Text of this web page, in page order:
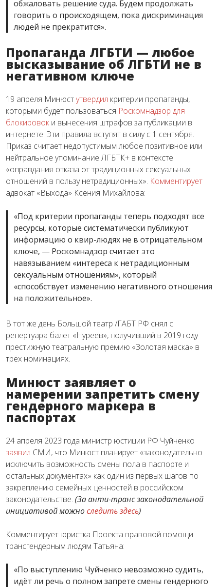
обжаловать решение суда. Будем продолжать
говорить о происходящем, пока дискриминация
людей не прекратится».
Пропаганда ЛГБТИ — любое
высказывание об ЛГБТИ не в
негативном ключе
19 апреля Минюстутвердил критерии пропаганды,
которыми будет пользоваться Роскомнадзор для
блокировок и вынесения штрафов за публикации в
интернете. Эти правила вступят в силу с 1 сентября.
Приказ считает недопустимым любое позитивное или
нейтральное упоминание ЛГБТК+ в контексте
«оправдания отказа от традиционных сексуальных
отношений в пользу нетрадиционных». Комментирует
адвокат «Выхода» Ксения Михайлова:
«Под критерии пропаганды теперь подходят все
ресурсы, которые систематически публикуют
информацию о квир-людях не в отрицательном
ключе, — Роскомнадзор считает это
навязыванием «интереса к нетрадиционным
сексуальным отношениям», который
«способствует изменению негативного отношения
на положительное».
В тот же день Большой театр /ГАБТ РФ снял с
репертуара балет «Нуреев», получивший в 2019 году
престижную театральную премию «Золотая маска» в
трёх номинациях.
Минюст заявляет о
намерении запретить смену
гендерного маркера в
паспортах
24 апреля 2023 года министр юстиции РФ Чуйченко
заявил СМИ, что Минюст планирует «законодательно
исключить возможность смены пола в паспорте и
остальных документах» как один из первых шагов по
закреплению семейных ценностей в российском
законодательстве. (За анти-транс законодательной
инициативой можноследить здесь)
Комментирует юристка Проекта правовой помощи
трансгендерным людям Татьяна:
«По выступлению Чуйченко невозможно судить,
идёт ли речь о полном запрете смены гендерного